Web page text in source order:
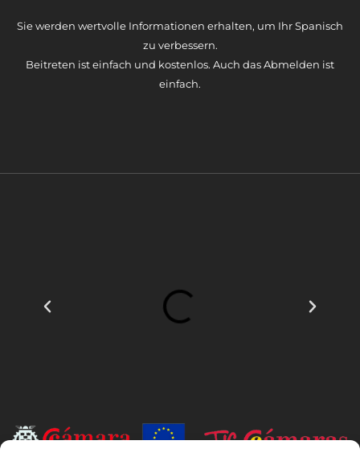
Sie werden wertvolle Informationen erhalten, um Ihr Spanisch
zu verbessern.
Beitreten ist einfach und kostenlos. Auch das Abmelden ist
einfach.